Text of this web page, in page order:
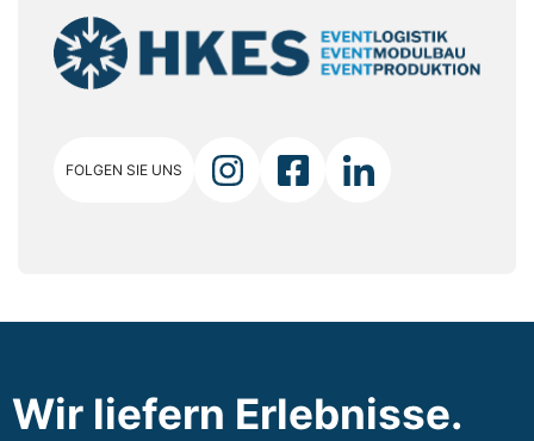
FOLGEN SIE UNS
Wir liefern Erlebnisse.